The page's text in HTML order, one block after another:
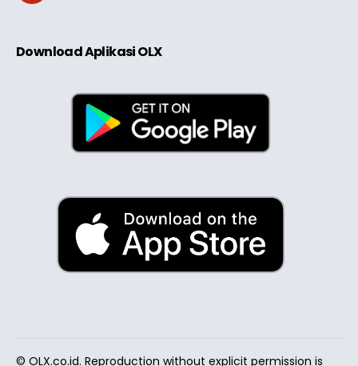
Download Aplikasi OLX
© OLX.co.id. Reproduction without explicit permission is